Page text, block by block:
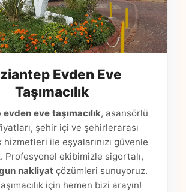
Evden Eve
Taşımacılık
eve taşımacılık, asansörlü
şehir içi ve şehirlerarası
hizmetleri ile eşyalarınızı güvenle
Profesyonel ekibimizle sigortalı,
nakliyat çözümleri sunuyoruz.
için hemen bizi arayın!